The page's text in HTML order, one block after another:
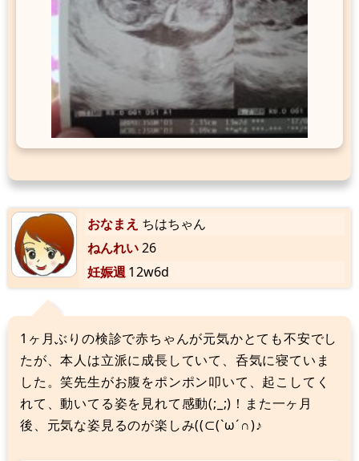
おなまえ ちはちゃん
ねんれい26
妊娠週12w6d
1ヶ月ぶりの検診で赤ちゃんが元気かとても不安でし
たが、本人は立派に成長していて、呑気に寝ていま
した。笑先生がお腹をポンポン叩いて、起こしてく
れて、動いてる姿を見れて感動(;_;)！また一ヶ月
後、元気な姿見るのが楽しみ((⊂(`ω´∩)♪